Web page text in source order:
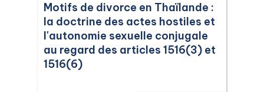
Motifs de divorce en Thaïlande :
la doctrine des actes hostiles et
l'autonomie sexuelle conjugale
au regard des articles 1516(3) et
1516(6)